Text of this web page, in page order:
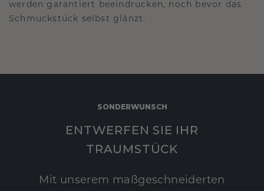
werden garantiert beeindrucken, noch bevor das
Schmuckstück selbst glänzt.
SONDERWUNSCH
ENTWERFEN SIE IHR
TRAUMSTÜCK
Mit unserem maßgeschneiderten